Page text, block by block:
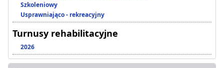
Szkoleniowy
Usprawniająco - rekreacyjny
Turnusy rehabilitacyjne
2026